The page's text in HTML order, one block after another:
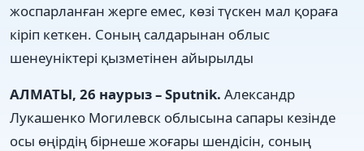
жоспарланған жерге емес, көзі түскен мал қораға
кіріп кеткен. Соның салдарынан облыс
шенеуніктері қызметінен айырылды
АЛМАТЫ, 26 наурыз – Sputnik. Александр
Лукашенко Могилевск облысына сапары кезінде
осы өңірдің бірнеше жоғары шендісін, соның